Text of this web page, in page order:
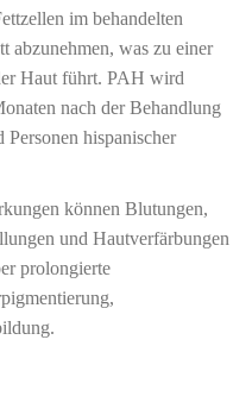
im behandelten
abzunehmen, was zu einer
Haut führt. PAH wird
nach der Behandlung
hispanischer
können Blutungen,
und Hautverfärbungen
prolongierte